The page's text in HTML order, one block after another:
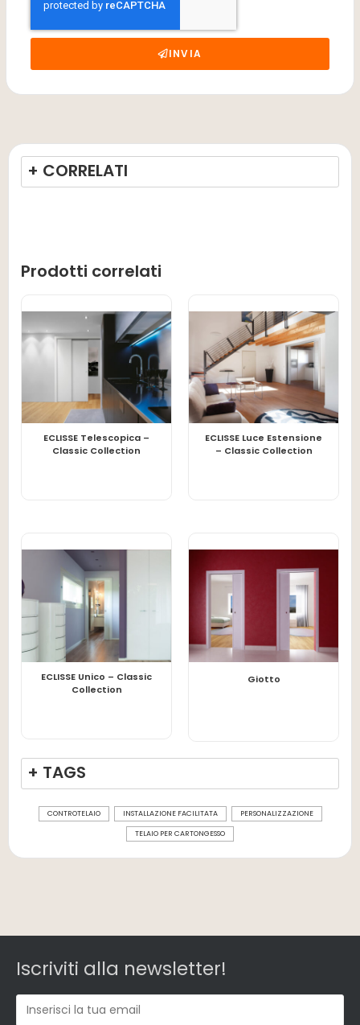
INVIA
+ CORRELATI
Prodotti correlati
LEGGI TUTTO
ECLISSE Telescopica –
Classic Collection
LEGGI TUTTO
ECLISSE Luce Estensione
– Classic Collection
LEGGI TUTTO
ECLISSE Unico – Classic
Collection
LEGGI TUTTO
Giotto
+ TAGS
CONTROTELAIO INSTALLAZIONE FACILITATA PERSONALIZZAZIONE
TELAIO PER CARTONGESSO
Iscriviti alla newsletter!